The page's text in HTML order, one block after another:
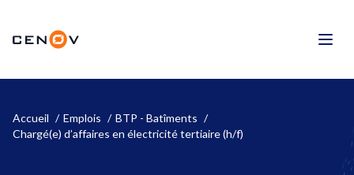
contenu
CENOV
Accueil Emplois
BTP - Batîments
Chargé(e) d’affaires en électricité tertiaire (h/f)